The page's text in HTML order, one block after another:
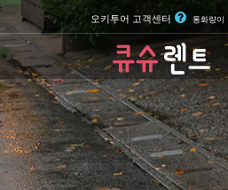
오키투어 고객센터 통화량이